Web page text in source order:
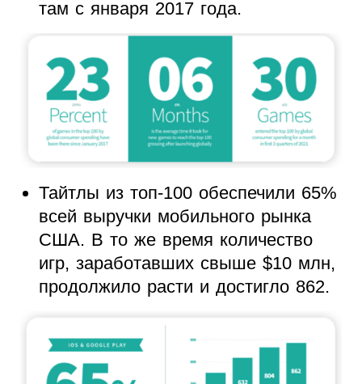
там с января 2017 года.
Тайтлы из топ-100 обеспечили 65%
всей выручки мобильного рынка
США. В то же время количество
игр, заработавших свыше $10 млн,
продолжило расти и достигло 862.